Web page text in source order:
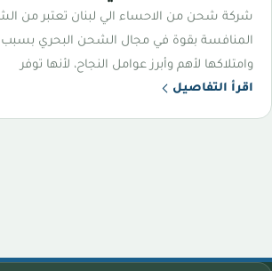
شركة شحن من الاحساء الي لبنان تعتبر من
المنافسة بقوة في مجال الشحن البحري بسبب
وامتلاكها لأهم وأبرز عوامل النجاح، لأنها توفر
اقرأ التفاصيل